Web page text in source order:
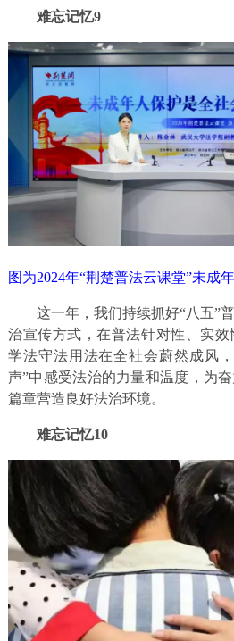
难忘记忆9
图为2024年“荆楚普法云课堂”未成
这一年，我们持续抓好“八五”
治宣传方式，在普法针对性、实
学法守法用法在全社会蔚然成风
声”中感受法治的力量和温度，为
篇章营造良好法治环境。
难忘记忆10